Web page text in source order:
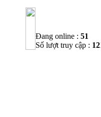
Đang online : 51
Số lượt truy cập :